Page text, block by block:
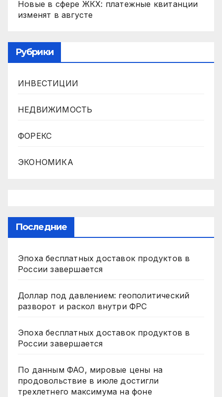
Новые в сфере ЖКХ: платежные квитанции
изменят в августе
Рубрики
ИНВЕСТИЦИИ
НЕДВИЖИМОСТЬ
ФОРЕКС
ЭКОНОМИКА
Последние
Эпоха бесплатных доставок продуктов в
России завершается
Доллар под давлением: геополитический
разворот и раскол внутри ФРС
Эпоха бесплатных доставок продуктов в
России завершается
По данным ФАО, мировые цены на
продовольствие в июле достигли
трехлетнего максимума на фоне